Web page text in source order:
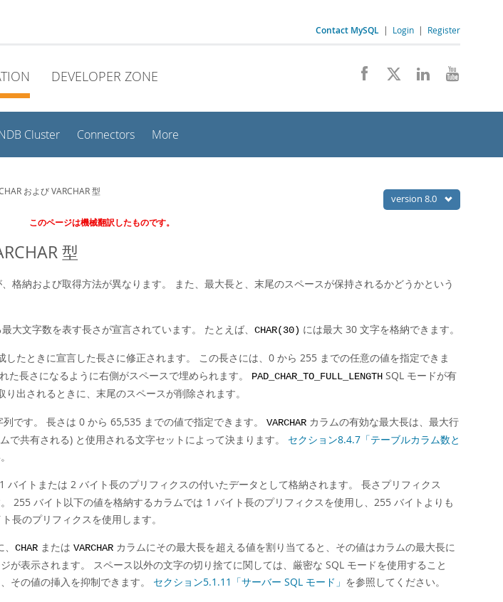
Contact MySQL | Login | Register
DEVELOPER ZONE
Cluster Connectors More
version 8.0
および VARCHAR 型
このページは機械翻訳したものです。
型
格納および取得方法が異なります。 また、最大長と、末尾のスペースが保持されるかどうかという
大文字数を表す長さが宣言されています。 たとえば、 CHAR(30) には最大 30 文字を格納できます。
したときに宣言した長さに修正されます。 この長さには、0 から 255 までの任意の値を指定できま
た長さになるように右側がスペースで埋められます。 PAD_CHAR_TO_FULL_LENGTH SQL モードが有
り出されるときに、末尾のスペースが削除されます。
です。 長さは 0 から 65,535 までの値で指定できます。 VARCHAR カラムの有効な最大長は、最大行
で共有される) と使用される文字セットによって決まります。 セクション8.4.7「テーブルカラム数と
バイトまたは 2 バイト長のプリフィクスの付いたデータとして格納されます。 長さプリフィクス
255 バイト以下の値を格納するカラムでは 1 バイト長のプリフィクスを使用し、255 バイトよりも
長のプリフィクスを使用します。
CHAR または VARCHAR カラムにその最大長を超える値を割り当てると、その値はカラムの最大長に
が表示されます。 スペース以外の文字の切り捨てに関しては、厳密な SQL モードを使用すること
その値の挿入を抑制できます。 セクション5.1.11「サーバー SQL モード」 を参照してください。